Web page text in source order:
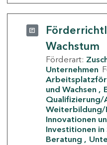
Wachstum
Förderart:
Unternehmen
und Wachsen
Qualifizierung/
Weiterbildung/
Innovationen
Investitionen in
Beratung